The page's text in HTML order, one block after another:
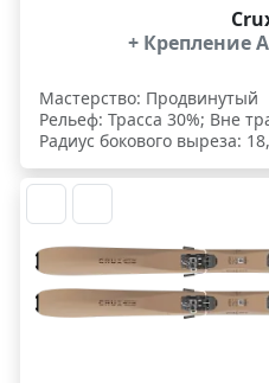
+ Крепление
Мастерство: Продвинутый
Рельеф: Трасса 30%; Вне
Радиус бокового выреза: